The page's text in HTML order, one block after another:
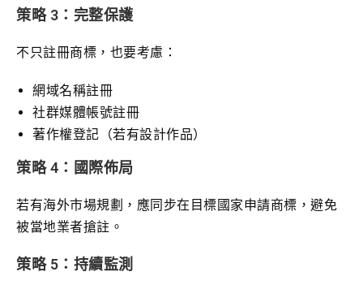
策略 3：完整保護
不只註冊商標，也要考慮：
網域名稱註冊
社群媒體帳號註冊
著作權登記（若有設計作品）
策略 4：國際佈局
若有海外市場規劃，應同步在目標國家申請商標，避免
被當地業者搶註。
策略 5：持續監測